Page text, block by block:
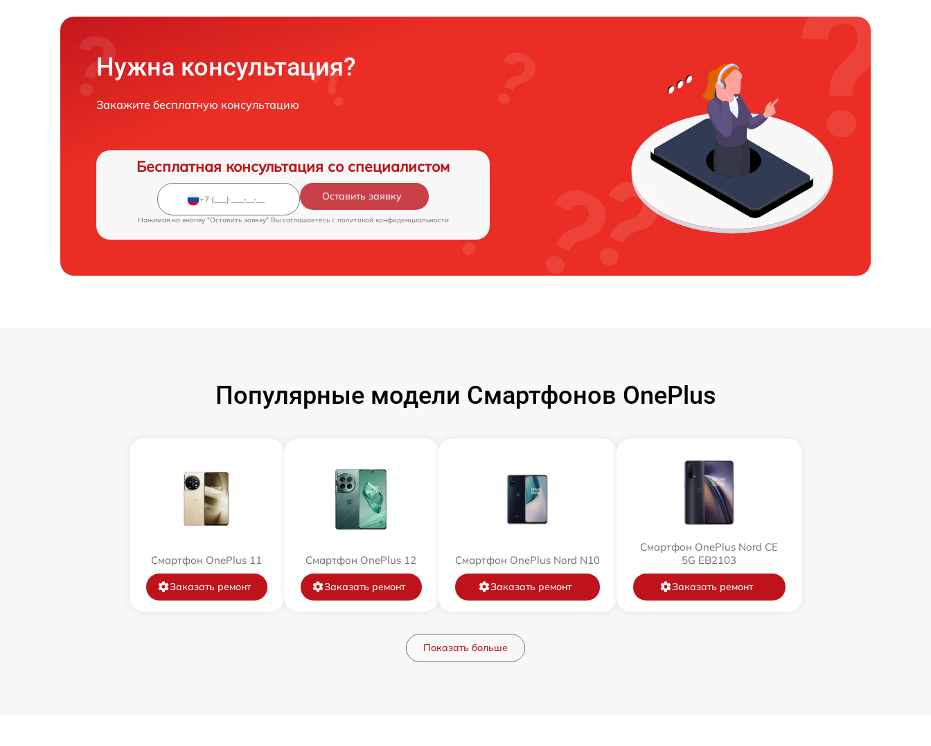
Нужна консультация?
Закажите бесплатную консультацию
Бесплатная консультация со специалистом
Оставить заявку
Нажимая на кнопку "Оставить заявку" Вы соглашаетесь c политикой конфиденциальности
Популярные модели Смартфонов OnePlus
Смартфон OnePlus 11
Заказать ремонт
Смартфон OnePlus 12
Заказать ремонт
Смартфон OnePlus Nord N10
Заказать ремонт
Смартфон OnePlus Nord CE
5G EB2103
Заказать ремонт
Показать больше